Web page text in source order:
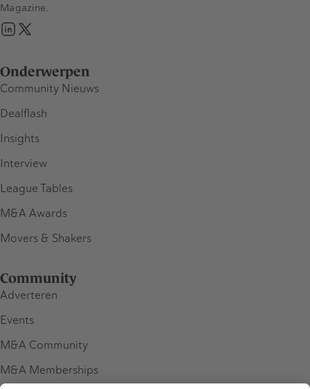
Onderwerpen
Community Nieuws
Dealflash
Insights
Interview
League Tables
M&A Awards
Movers & Shakers
Community
Adverteren
Events
M&A Community
M&A Memberships
Magazine.